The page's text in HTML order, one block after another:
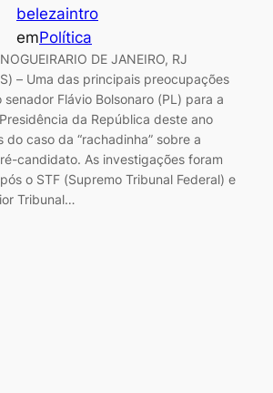
belezaintro
emPolítica
DE JANEIRO, RJ
– Uma das principais preocupações
Flávio Bolsonaro (PL) para a
da República deste ano
do caso da “rachadinha” sobre a
candidato. As investigações foram
o STF (Supremo Tribunal Federal) e
Tribunal…